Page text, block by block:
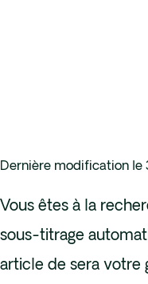
Dernière modification le
Vous êtes à la
sous-titrage
article de sera votre